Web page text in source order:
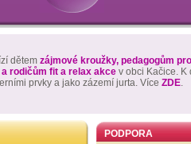
dětem zájmové kroužky, pedagogům
rodičům fit a relax akce v obci Kačice. K
prvky a jako zázemí jurta. Více ZDE.
PODPORA